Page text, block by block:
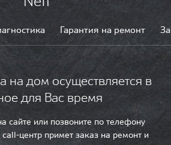
Гарантия на ремонт
на дом осуществляется в
для Вас время
сайте или позвоните по телефону
центр примет заказ на ремонт и